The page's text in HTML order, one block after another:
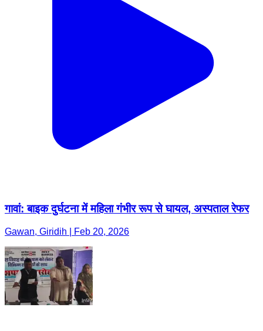
गावां: बाइक दुर्घटना में महिला गंभीर रूप से घायल, अस्पताल रेफर
Gawan, Giridih | Feb 20, 2026